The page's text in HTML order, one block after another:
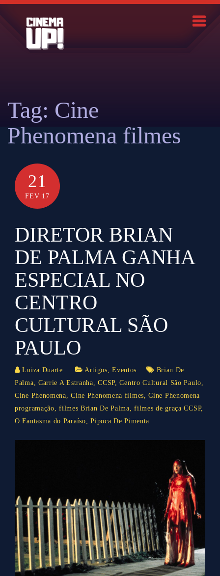
Skip
Tag: Cine
Phenomena filmes
21
FEV 17
DIRETOR BRIAN
DE PALMA GANHA
ESPECIAL NO
CENTRO
CULTURAL SÃO
PAULO
Luiza Duarte Artigos,Eventos
Brian De
Palma, Carrie A Estranha,CCSP,Centro Cultural São Paulo,
Cine Phenomena,Cine Phenomena filmes,Cine Phenomena
programação,filmes Brian De Palma,filmes de graça CCSP,
O Fantasma do Paraíso,Pipoca De Pimenta